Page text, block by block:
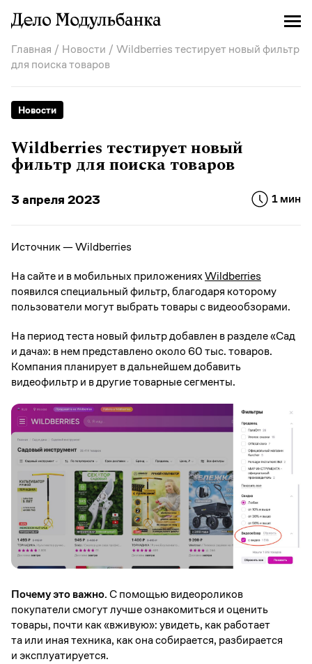
Главная / Новости / Wildberries тестирует новый фильтр
для поиска товаров
Новости
Wildberries тестирует новый
фильтр для поиска товаров
3 апреля 2023 1 мин
Источник — Wildberries
На сайте и в мобильных приложенияхWildberries
появился специальный фильтр, благодаря которому
пользователи могут выбрать товары с видеообзорами.
На период теста новый фильтр добавлен в разделе «Сад
и дача»: в нем представлено около 60 тыс. товаров.
Компания планирует в дальнейшем добавить
видеофильтр и в другие товарные сегменты.
Почему это важно.С помощью видеороликов
покупатели смогут лучше ознакомиться и оценить
товары, почти как «вживую»: увидеть, как работает
та или иная техника, как она собирается, разбирается
и эксплуатируется.